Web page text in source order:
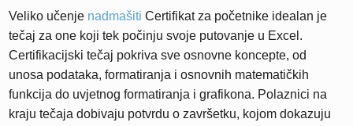
Veliko učenje nadmašiti Certifikat za početnike idealan je
tečaj za one koji tek počinju svoje putovanje u Excel.
Certifikacijski tečaj pokriva sve osnovne koncepte, od
unosa podataka, formatiranja i osnovnih matematičkih
funkcija do uvjetnog formatiranja i grafikona. Polaznici na
kraju tečaja dobivaju potvrdu o završetku, kojom dokazuju